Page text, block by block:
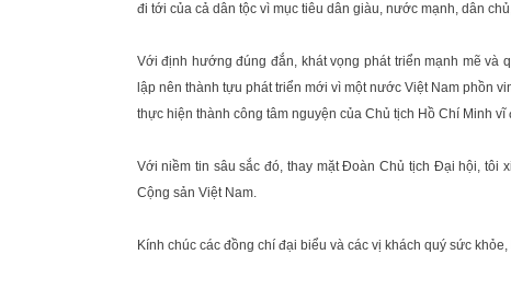
đi tới của cả dân tộc vì mục tiêu dân giàu, nước mạnh, dân
Với định hướng đúng đắn, khát vọng phát triển mạnh mẽ và
lập nên thành tựu phát triển mới vì một nước Việt Nam phồn
thực hiện thành công tâm nguyện của Chủ tịch Hồ Chí Minh
Với niềm tin sâu sắc đó, thay mặt Đoàn Chủ tịch Đại hội, tôi
Cộng sản Việt Nam.
Kính chúc các đồng chí đại biểu và các vị khách quý sức